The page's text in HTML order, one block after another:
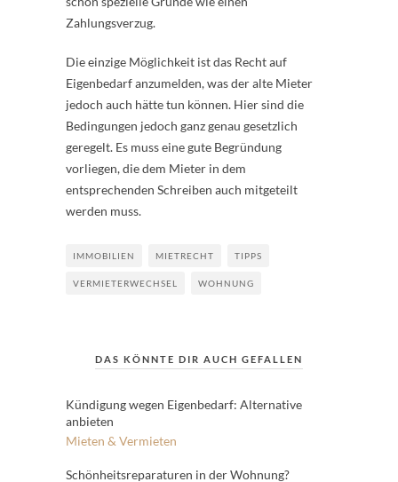
Zahlungsverzug.
Die einzige Möglichkeit ist das Recht auf
Eigenbedarf anzumelden, was der alte Mieter
jedoch auch hätte tun können. Hier sind die
Bedingungen jedoch ganz genau gesetzlich
geregelt. Es muss eine gute Begründung
vorliegen, die dem Mieter in dem
entsprechenden Schreiben auch mitgeteilt
werden muss.
IMMOBILIEN MIETRECHT TIPPS
VERMIETERWECHSEL WOHNUNG
DAS KÖNNTE DIR AUCH GEFALLEN
Kündigung wegen Eigenbedarf: Alternative
anbieten
Mieten & Vermieten
Schönheitsreparaturen in der Wohnung?